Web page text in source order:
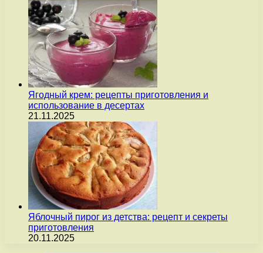
Ягодный крем: рецепты приготовления и
использование в десертах
21.11.2025
Яблочный пирог из детства: рецепт и секреты
приготовления
20.11.2025